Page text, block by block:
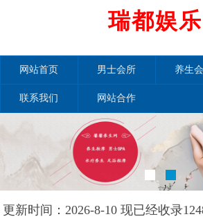
瑞都娱乐
网站首页 男士会所 养生
联系我们 网站合作
更新时间：2026-8-10 现已经收录